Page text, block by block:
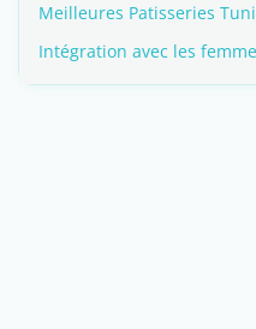
Meilleures Patisseries
Intégration avec les